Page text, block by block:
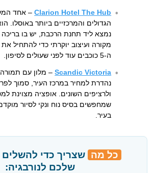
Clarion Hotel The Hub– אחד
הגדולים והמרכזיים ביותר באוסלו.
נמצא ליד תחנת הרכבת, יש בו בריכה
מקורה ועיצוב יוקרתי כדי להתחיל את
ה-5 כוכבים עוד לפני שעולים לסיפון.
Scandic Victoria– מלון עם תמורה
נהדרת למחיר במרכז העיר, סמוך
ולרציפים השונים. אופציה מצוינת
שמחפשים בסיס נוח ונקי לסיור
בעיר.
כל מה שצריך כדי
שלכם לנורבגיה: